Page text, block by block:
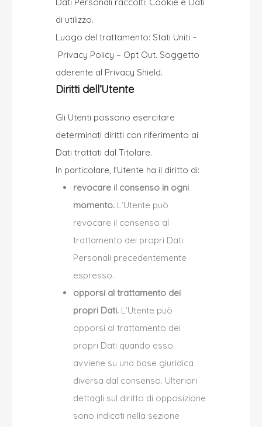
di utilizzo.
Luogo del trattamento: Stati Uniti –
Privacy Policy – Opt Out. Soggetto
aderente al Privacy Shield.
Diritti dell’Utente
Gli Utenti possono esercitare
determinati diritti con riferimento ai
Dati trattati dal Titolare.
In particolare, l’Utente ha il diritto di:
revocare il consenso in ogni
momento. L’Utente può
revocare il consenso al
trattamento dei propri Dati
Personali precedentemente
espresso.
opporsi al trattamento dei
propri Dati. L’Utente può
opporsi al trattamento dei
propri Dati quando esso
avviene su una base giuridica
diversa dal consenso. Ulteriori
dettagli sul diritto di opposizione
sono indicati nella sezione